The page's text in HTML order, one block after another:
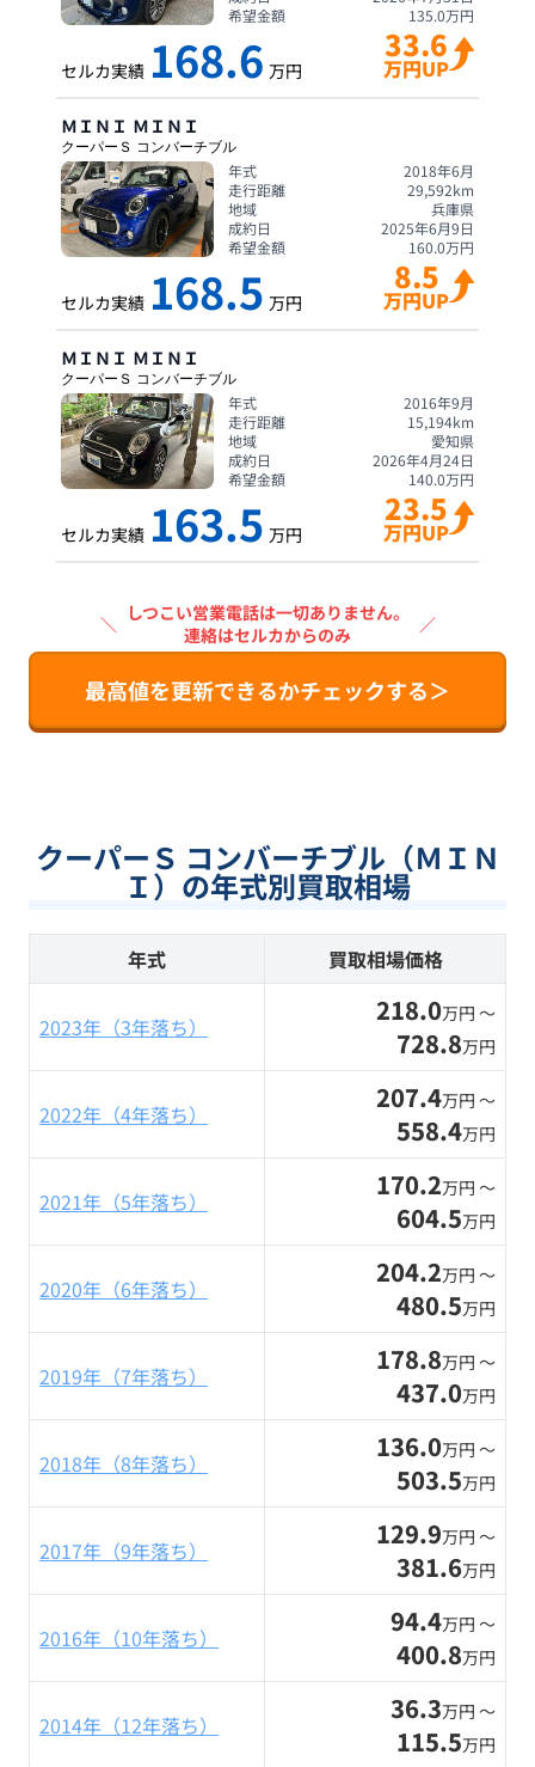
希望金額
135.0万円
セルカ実績 168.6 万円
33.6
万円UP
ＭＩＮＩ ＭＩＮＩ
クーパーＳ コンバーチブル
年式
2018年6月
走行距離
29,592km
地域
兵庫県
成約日
2025年6月9日
希望金額
160.0万円
セルカ実績 168.5 万円
8.5
万円UP
ＭＩＮＩ ＭＩＮＩ
クーパーＳ コンバーチブル
年式
2016年9月
走行距離
15,194km
地域
愛知県
成約日
2026年4月24日
希望金額
140.0万円
セルカ実績 163.5 万円
23.5
万円UP
＼ しつこい営業電話は一切ありません。
連絡はセルカからのみ
／
最高値を更新できるかチェックする＞
クーパーＳ コンバーチブル（ＭＩＮ
Ｉ）の年式別買取相場
年式 買取相場価格
2023年（3年落ち） 218.0万円 〜
728.8万円
2022年（4年落ち） 207.4万円 〜
558.4万円
2021年（5年落ち） 170.2万円 〜
604.5万円
2020年（6年落ち） 204.2万円 〜
480.5万円
2019年（7年落ち） 178.8万円 〜
437.0万円
2018年（8年落ち） 136.0万円 〜
503.5万円
2017年（9年落ち） 129.9万円 〜
381.6万円
2016年（10年落ち） 94.4万円 〜
400.8万円
2014年（12年落ち） 36.3万円 〜
115.5万円